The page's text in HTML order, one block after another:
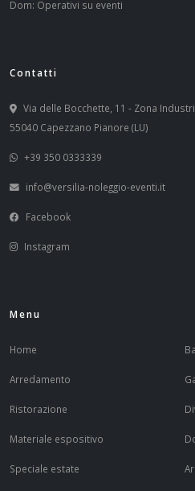
Dom: Operativi su eventi
Contatti
Via delle Bocchette, 11 - Zona
55040 Capezzano Pianore (LU)
+39 350 0333339
info@versilia-noleggio-eventi.it
Facebook
Instagram
Menu
Home
Arredamento
Ristorazione
Materiale espositivo
Speciale estate